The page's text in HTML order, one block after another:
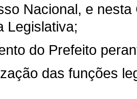
Nacional, e
Legislativa;
do Prefeito
das funções